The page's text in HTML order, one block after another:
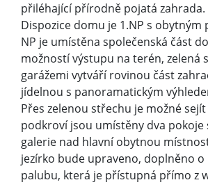
přiléhající přírodně pojatá zahrada.
Dispozice domu je 1.NP s obytným
NP je umístěna společenská část
možností výstupu na terén, zelená
garážemi vytváří rovinou část
jídelnou s panoramatickým
Přes zelenou střechu je možné sejít
podkroví jsou umístěny dva pokoje
galerie nad hlavní obytnou
jezírko bude upraveno, doplněno
palubu, která je přístupná přímo z